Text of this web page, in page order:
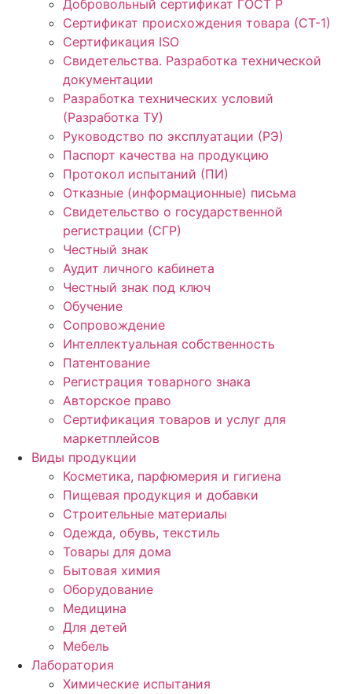
Добровольный сертификат ГОСТ Р
Сертификат происхождения товара (СТ-1)
Сертификация ISO
Свидетельства. Разработка технической
документации
Разработка технических условий
(Разработка ТУ)
Руководство по эксплуатации (РЭ)
Паспорт качества на продукцию
Протокол испытаний (ПИ)
Отказные (информационные) письма
Свидетельство о государственной
регистрации (СГР)
Честный знак
Аудит личного кабинета
Честный знак под ключ
Обучение
Сопровождение
Интеллектуальная собственность
Патентование
Регистрация товарного знака
Авторское право
Сертификация товаров и услуг для
маркетплейсов
Виды продукции
Косметика, парфюмерия и гигиена
Пищевая продукция и добавки
Строительные материалы
Одежда, обувь, текстиль
Товары для дома
Бытовая химия
Оборудование
Медицина
Для детей
Мебель
Лаборатория
Химические испытания